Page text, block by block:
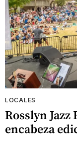
LOCALES
Rosslyn Jazz
encabeza